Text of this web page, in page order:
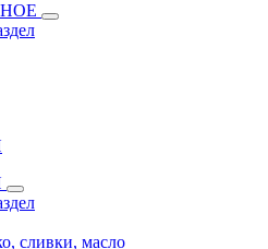
сливки, масло